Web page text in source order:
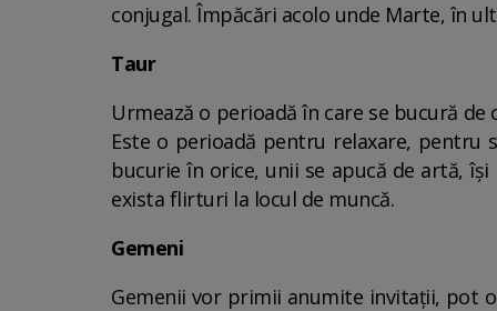
conjugal. Împăcări acolo unde Marte, în
Taur
Urmează o perioadă în care se bucură de
Este o perioadă pentru relaxare, pentru
bucurie în orice, unii se apucă de artă,
exista flirturi la locul de muncă.
Gemeni
Gemenii vor primii anumite invitații, pot